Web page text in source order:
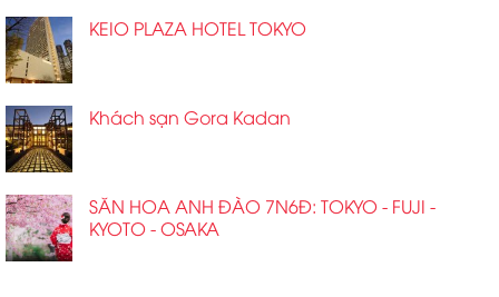
KEIO PLAZA HOTEL TOKYO
Khách sạn Gora Kadan
SĂN HOA ANH ĐÀO 7N6Đ: TOKYO - FUJI -
KYOTO - OSAKA